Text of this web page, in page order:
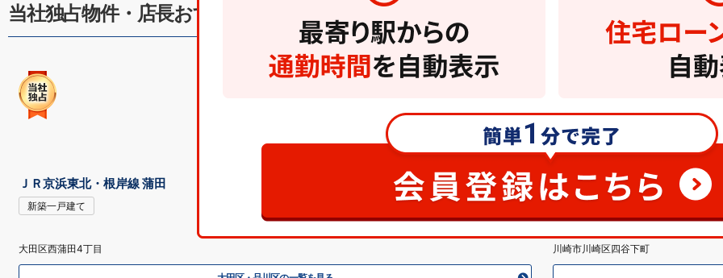
当社独占物件・店長おすすめ
ＪＲ京浜東北・根岸線 蒲田
新築一戸建て
7980
大田区西蒲田4丁目
京急大師線 大師橋（旧:産業道
川崎市川崎区四谷下町